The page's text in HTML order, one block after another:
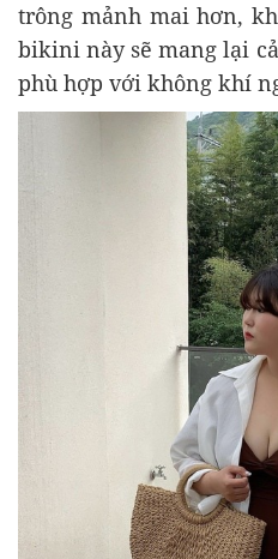
trông mảnh mai hơn,
bikini này sẽ mang lại
phù hợp với không khí